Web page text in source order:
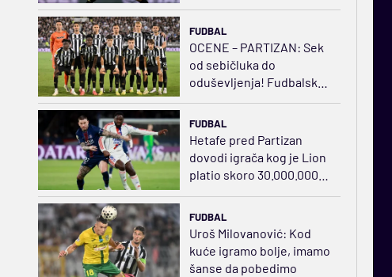
FUDBAL
OCENE – PARTIZAN: Sek
od sebičluka do
oduševljenja! Fudbalski
FUDBAL
Hetafe pred Partizan
dovodi igrača kog je Lion
platio skoro 30.000.000
FUDBAL
Uroš Milovanović: Kod
kuće igramo bolje, imamo
šanse da pobedimo